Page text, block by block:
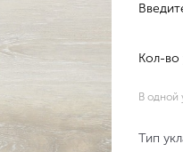
Кол-во
В одной
Тип